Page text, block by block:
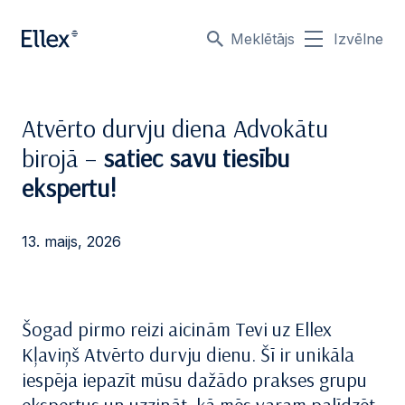
Meklētājs Izvēlne
Atvērto durvju diena Advokātu
birojā – satiec savu tiesību
ekspertu!
13. maijs, 2026
Šogad pirmo reizi aicinām Tevi uz Ellex
KļaviņšAtvērto durvju dienu. Šī ir unikāla
iespēja iepazīt mūsu dažādo prakses grupu